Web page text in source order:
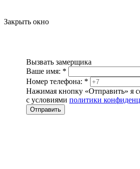
Закрыть окно
Вызвать замерщика
Ваше имя: *
Номер телефона: *
Нажимая кнопку «Отправить» я
с условиями политики
Отправить